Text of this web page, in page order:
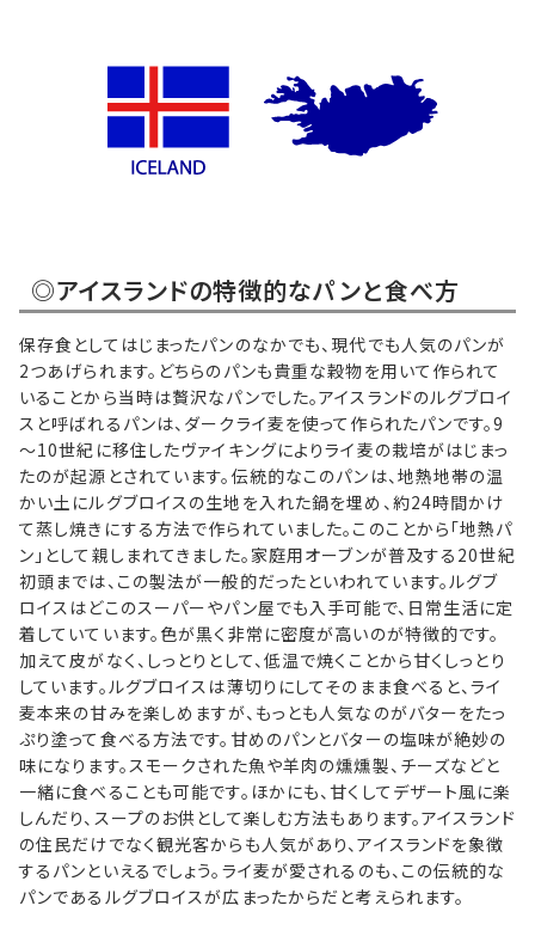
◎アイスランドの特徴的なパンと食べ方
保存食としてはじまったパンのなかでも、現代でも人気のパンが
2つあげられます。どちらのパンも貴重な穀物を用いて作られて
いることから当時は贅沢なパンでした。アイスランドのルグブロイ
スと呼ばれるパンは、ダークライ麦を使って作られたパンです。9
〜10世紀に移住したヴァイキングによりライ麦の栽培がはじまっ
たのが起源とされています。伝統的なこのパンは、地熱地帯の温
かい土にルグブロイスの生地を入れた鍋を埋め、約24時間かけ
て蒸し焼きにする方法で作られていました。このことから「地熱パ
ン」として親しまれてきました。家庭用オーブンが普及する20世紀
初頭までは、この製法が一般的だったといわれています。ルグブ
ロイスはどこのスーパーやパン屋でも入手可能で、日常生活に定
着していています。色が黒く非常に密度が高いのが特徴的です。
加えて皮がなく、しっとりとして、低温で焼くことから甘くしっとり
しています。ルグブロイスは薄切りにしてそのまま食べると、ライ
麦本来の甘みを楽しめますが、もっとも人気なのがバターをたっ
ぷり塗って食べる方法です。甘めのパンとバターの塩味が絶妙の
味になります。スモークされた魚や羊肉の燻燻製、チーズなどと
一緒に食べることも可能です。ほかにも、甘くしてデザート風に楽
しんだり、スープのお供として楽しむ方法もあります。アイスランド
の住民だけでなく観光客からも人気があり、アイスランドを象徴
するパンといえるでしょう。ライ麦が愛されるのも、この伝統的な
パンであるルグブロイスが広まったからだと考えられます。